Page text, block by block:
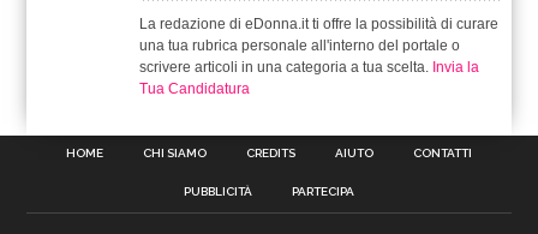
La redazione di eDonna.it ti offre la possibilità di curare
una tua rubrica personale all'interno del portale o
scrivere articoli in una categoria a tua scelta. Invia la
Tua Candidatura
HOME CHI SIAMO CREDITS AIUTO CONTATTI
PUBBLICITÀ PARTECIPA